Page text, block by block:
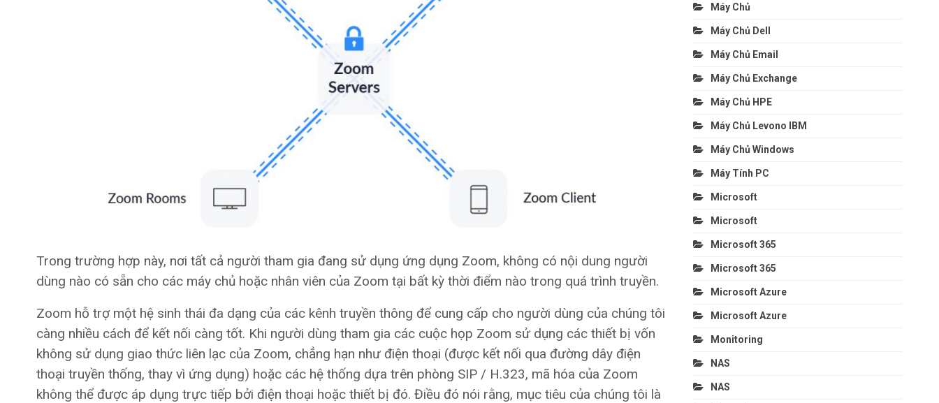
Trong trường hợp này, nơi tất cả người tham gia đang sử dụng ứng dụng Zoom, không có nội dung người
dùng nào có sẵn cho các máy chủ hoặc nhân viên của Zoom tại bất kỳ thời điểm nào trong quá trình truyền.
Zoom hỗ trợ một hệ sinh thái đa dạng của các kênh truyền thông để cung cấp cho người dùng của chúng tôi
càng nhiều cách để kết nối càng tốt. Khi người dùng tham gia các cuộc họp Zoom sử dụng các thiết bị vốn
không sử dụng giao thức liên lạc của Zoom, chẳng hạn như điện thoại (được kết nối qua đường dây điện
thoại truyền thống, thay vì ứng dụng) hoặc các hệ thống dựa trên phòng SIP / H.323, mã hóa của Zoom
không thể được áp dụng trực tiếp bởi điện thoại hoặc thiết bị đó. Điều đó nói rằng, mục tiêu của chúng tôi là
Máy Chủ
Máy Chủ Dell
Máy Chủ Email
Máy Chủ Exchange
Máy Chủ HPE
Máy Chủ Levono IBM
Máy Chủ Windows
Máy Tính PC
Microsoft
Microsoft
Microsoft 365
Microsoft 365
Microsoft Azure
Microsoft Azure
Monitoring
NAS
NAS